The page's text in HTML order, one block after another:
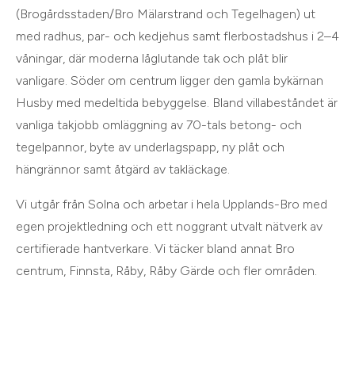
(Brogårdsstaden/Bro Mälarstrand och Tegelhagen) ut
med radhus, par- och kedjehus samt flerbostadshus i 2–4
våningar, där moderna låglutande tak och plåt blir
vanligare. Söder om centrum ligger den gamla bykärnan
Husby med medeltida bebyggelse. Bland villabeståndet är
vanliga takjobb omläggning av 70-tals betong- och
tegelpannor, byte av underlagspapp, ny plåt och
hängrännor samt åtgärd av takläckage.
Vi utgår från Solna och arbetar i hela Upplands-Bro med
egen projektledning och ett noggrant utvalt nätverk av
certifierade hantverkare. Vi täcker bland annat Bro
centrum, Finnsta, Råby, Råby Gärde och fler områden